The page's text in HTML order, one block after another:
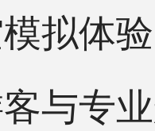
拟体
与专